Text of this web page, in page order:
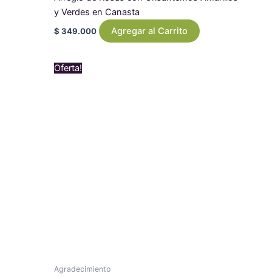
y Verdes en Canasta
$ 349.000 Agregar al Carrito
Oferta!
Agradecimiento